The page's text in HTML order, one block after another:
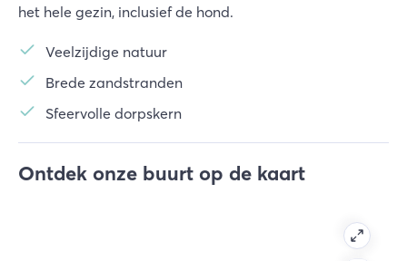
het hele gezin, inclusief de hond.
Veelzijdige natuur
Brede zandstranden
Sfeervolle dorpskern
Ontdek onze buurt op de kaart